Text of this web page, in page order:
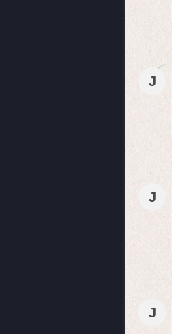
J
J
J